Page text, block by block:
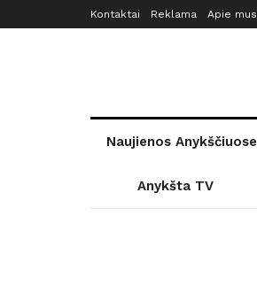
Kontaktai Reklama Apie mus
Naujienos Anykščiuose
Anykšta TV